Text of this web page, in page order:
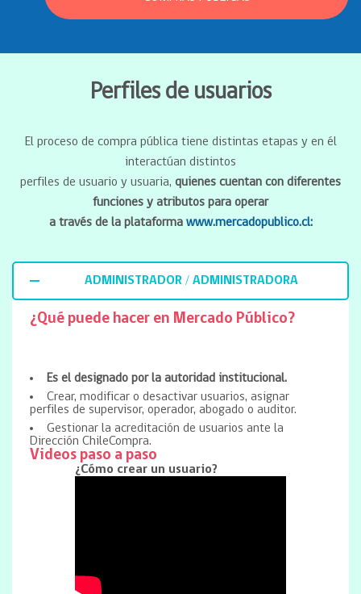
Perfiles de usuarios
El proceso de compra pública tiene distintas etapas y en él
interactúan distintos
perfiles de usuario y usuaria, quienes cuentan con diferentes
funciones y atributos para operar
a través de la plataforma www.mercadopublico.cl:
ADMINISTRADOR / ADMINISTRADORA
¿Qué puede hacer en Mercado Público?
Es el designado por la autoridad institucional.
Crear, modificar o desactivar usuarios, asignar
perfiles de supervisor, operador, abogado o auditor.
Gestionar la acreditación de usuarios ante la
Dirección ChileCompra.
Videos paso a paso
¿Cómo crear un usuario?